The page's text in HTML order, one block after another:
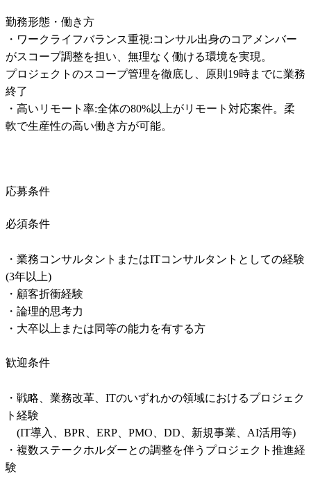
勤務形態・働き方
・ワークライフバランス重視:コンサル出身のコアメンバー
がスコープ調整を担い、無理なく働ける環境を実現。
プロジェクトのスコープ管理を徹底し、原則19時までに業務
終了
・高いリモート率:全体の80%以上がリモート対応案件。柔
軟で生産性の高い働き方が可能。
応募条件
必須条件
・業務コンサルタントまたはITコンサルタントとしての経験
(3年以上)
・顧客折衝経験
・論理的思考力
・大卒以上または同等の能力を有する方
歓迎条件
・戦略、業務改革、ITのいずれかの領域におけるプロジェク
ト経験
(IT導入、BPR、ERP、PMO、DD、新規事業、AI活用等)
・複数ステークホルダーとの調整を伴うプロジェクト推進経
験